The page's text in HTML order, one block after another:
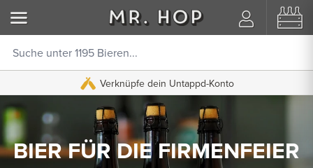
Verknüpfe dein Untappd-Konto
BIER FÜR DIE FIRMENFEIER